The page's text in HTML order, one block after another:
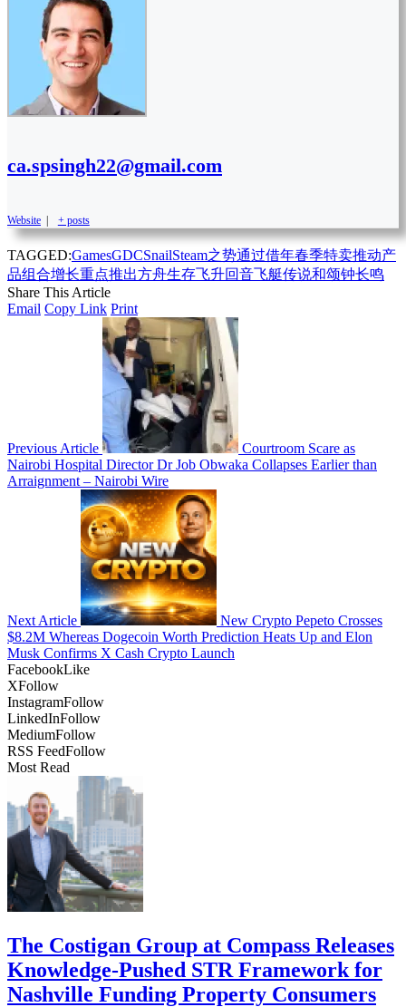
ca.spsingh22@gmail.com
Website | + posts
TAGGED:GamesGDCSnailSteam之势通过借年春季特卖推动产
品组合增长重点推出方舟生存飞升回音飞艇传说和颂钟长鸣
Share This Article
Email Copy Link Print
Previous Article
Courtroom Scare as
Nairobi Hospital Director Dr Job Obwaka Collapses Earlier than
Arraignment – Nairobi Wire
Next Article
New Crypto Pepeto Crosses
$8.2M Whereas Dogecoin Worth Prediction Heats Up and Elon
Musk Confirms X Cash Crypto Launch
FacebookLike
XFollow
InstagramFollow
LinkedInFollow
MediumFollow
RSS FeedFollow
Most Read
The Costigan Group at Compass Releases
Knowledge-Pushed STR Framework for
Nashville Funding Property Consumers